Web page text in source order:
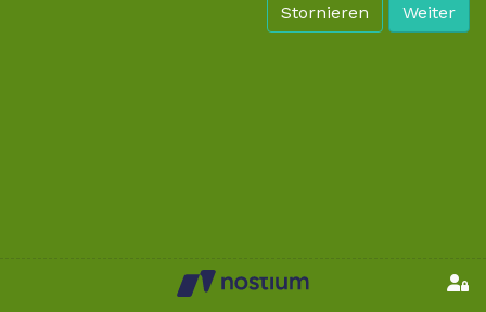
Stornieren Weiter